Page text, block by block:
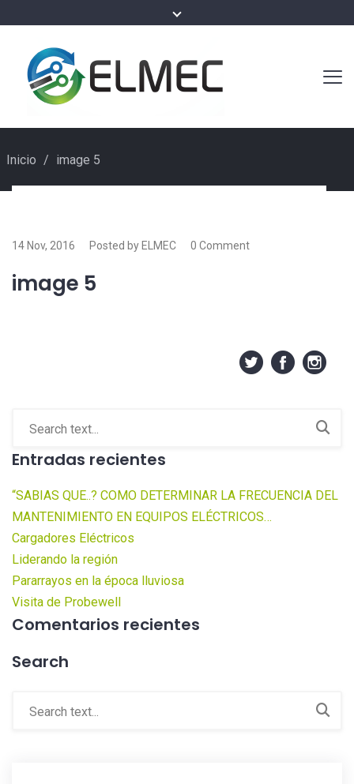
Inicio / image 5
14 Nov, 2016 Posted by ELMEC 0 Comment
image 5
Entradas recientes
“SABIAS QUE..? COMO DETERMINAR LA FRECUENCIA DEL
MANTENIMIENTO EN EQUIPOS ELÉCTRICOS…
Cargadores Eléctricos
Liderando la región
Pararrayos en la época lluviosa
Visita de Probewell
Comentarios recientes
Search